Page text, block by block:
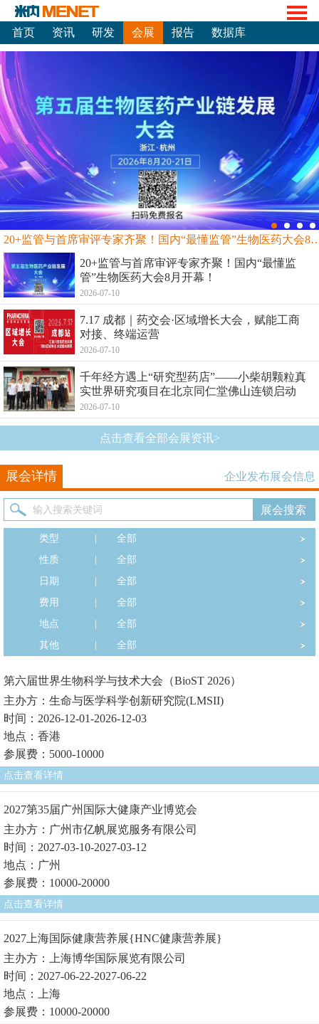
首页 资讯 研发 会展 报告 数据库
20+监管与首席审评专家齐聚！国内“最
20+监管与首席审评专家齐聚！国内“最懂监
管”生物医药大会8月开幕！
2026-07-10
7.17 成都｜药交会·区域增长大会，赋能工商
对接、终端运营
2026-07-10
千年经方遇上“研究型药店”——小柴胡颗粒真
实世界研究项目在北京同仁堂佛山连锁启动
2026-07-10
点击查看全部会展资讯>
展会详情 企业发布展会信息
类型
全部
性质
全部
日期
全部
费用
全部
地点
全部
其他
全部
第六届世界生物科学与技术大会（BioST 2026）
主办方：生命与医学科学创新研究院(LMSII)
时间：2026-12-01-2026-12-03
地点：香港
参展费：5000-10000
点击查看详情
2027第35届广州国际大健康产业博览会
主办方：广州市亿帆展览服务有限公司
时间：2027-03-10-2027-03-12
地点：广州
参展费：10000-20000
点击查看详情
2027上海国际健康营养展{HNC健康营养展}
主办方：上海博华国际展览有限公司
时间：2027-06-22-2027-06-22
地点：上海
参展费：10000-20000